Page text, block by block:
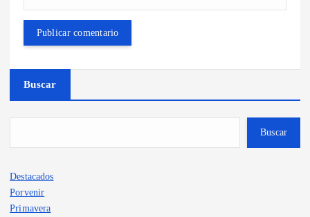
Buscar
Buscar
Destacados
Porvenir
Primavera